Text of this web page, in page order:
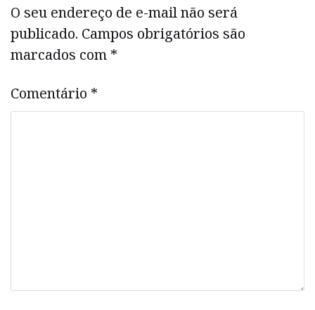
O seu endereço de e-mail não será
publicado. Campos obrigatórios são
marcados com *
Comentário *